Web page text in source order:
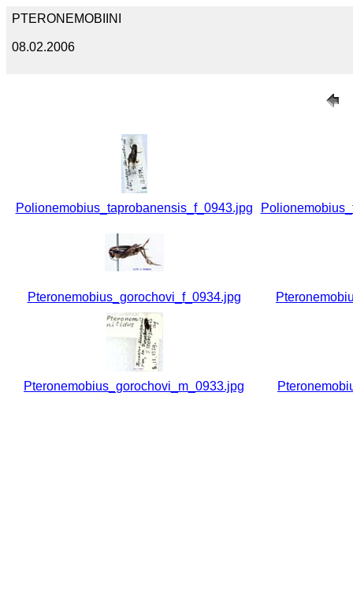
PTERONEMOBIINI
08.02.2006
Polionemobius_taprobanensis_f_0943.jpg
Pteronemobius_gorochovi_f_0934.jpg
Pteronemobius_gorochovi_m_0933.jpg